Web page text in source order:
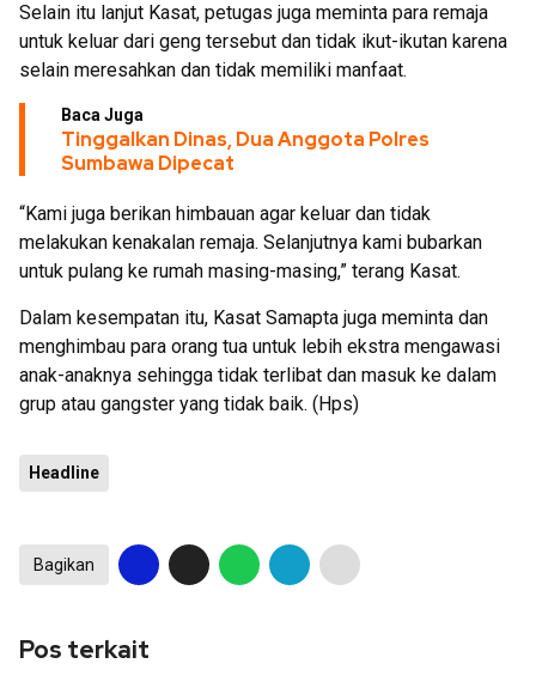
Selain itu lanjut Kasat, petugas juga meminta para remaja
untuk keluar dari geng tersebut dan tidak ikut-ikutan karena
selain meresahkan dan tidak memiliki manfaat.
Baca Juga
Tinggalkan Dinas, Dua Anggota Polres
Sumbawa Dipecat
“Kami juga berikan himbauan agar keluar dan tidak
melakukan kenakalan remaja. Selanjutnya kami bubarkan
untuk pulang ke rumah masing-masing,” terang Kasat.
Dalam kesempatan itu, Kasat Samapta juga meminta dan
menghimbau para orang tua untuk lebih ekstra mengawasi
anak-anaknya sehingga tidak terlibat dan masuk ke dalam
grup atau gangster yang tidak baik. (Hps)
Headline
Bagikan
Pos terkait